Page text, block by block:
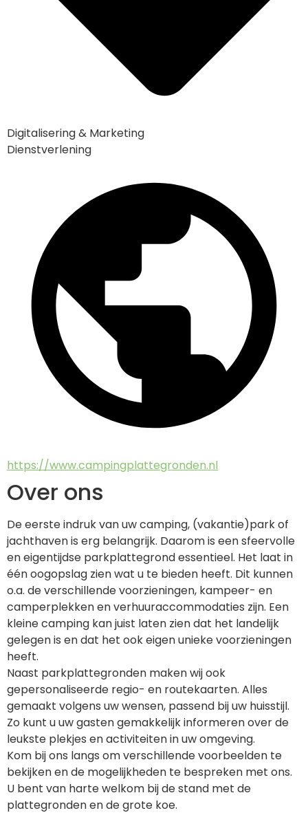
Digitalisering & Marketing
Dienstverlening
https://www.campingplattegronden.nl
Over ons
De eerste indruk van uw camping, (vakantie)park of
jachthaven is erg belangrijk. Daarom is een sfeervolle
en eigentijdse parkplattegrond essentieel. Het laat in
één oogopslag zien wat u te bieden heeft. Dit kunnen
o.a. de verschillende voorzieningen, kampeer- en
camperplekken en verhuuraccommodaties zijn. Een
kleine camping kan juist laten zien dat het landelijk
gelegen is en dat het ook eigen unieke voorzieningen
heeft.
Naast parkplattegronden maken wij ook
gepersonaliseerde regio- en routekaarten. Alles
gemaakt volgens uw wensen, passend bij uw huisstijl.
Zo kunt u uw gasten gemakkelijk informeren over de
leukste plekjes en activiteiten in uw omgeving.
Kom bij ons langs om verschillende voorbeelden te
bekijken en de mogelijkheden te bespreken met ons.
U bent van harte welkom bij de stand met de
plattegronden en de grote koe.